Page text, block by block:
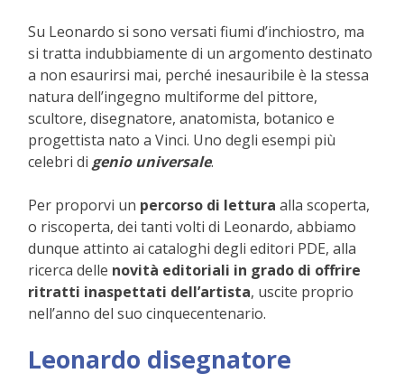
Su Leonardo si sono versati fiumi d’inchiostro, ma
si tratta indubbiamente di un argomento destinato
a non esaurirsi mai, perché inesauribile è la stessa
natura dell’ingegno multiforme del pittore,
scultore, disegnatore, anatomista, botanico e
progettista nato a Vinci. Uno degli esempi più
celebri di genio universale.
Per proporvi un percorso di lettura alla scoperta,
o riscoperta, dei tanti volti di Leonardo, abbiamo
dunque attinto ai cataloghi degli editori PDE, alla
ricerca delle novità editoriali in grado di offrire
ritratti inaspettati dell’artista, uscite proprio
nell’anno del suo cinquecentenario.
Leonardo disegnatore